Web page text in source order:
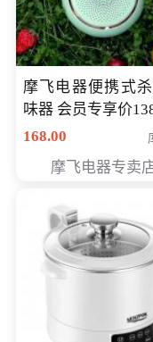
摩飞电器便携式
味器 会员专享价
168.00
摩飞电器专卖